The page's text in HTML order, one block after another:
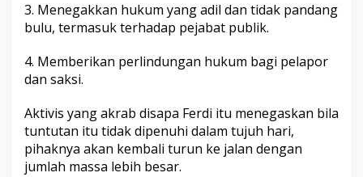
3. Menegakkan hukum yang adil dan tidak pandang
bulu, termasuk terhadap pejabat publik.
4. Memberikan perlindungan hukum bagi pelapor
dan saksi.
Aktivis yang akrab disapa Ferdi itu menegaskan bila
tuntutan itu tidak dipenuhi dalam tujuh hari,
pihaknya akan kembali turun ke jalan dengan
jumlah massa lebih besar.